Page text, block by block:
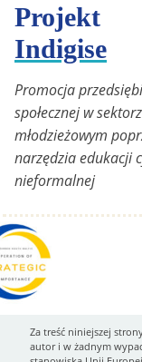
Projekt
Indigise
Promocja
społecznej w
młodzieżowym
narzędzia edukacji
nieformalnej
Za treść niniejszej
autor i w żadnym